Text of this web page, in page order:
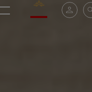
Valrhona - Imaginons le
Mi